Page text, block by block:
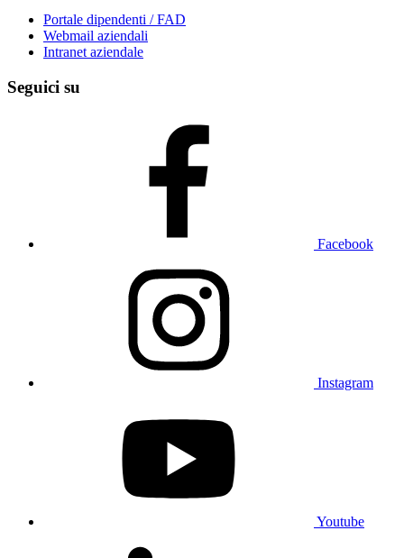
Portale dipendenti / FAD
Webmail aziendali
Intranet aziendale
Seguici su
Facebook
Instagram
Youtube